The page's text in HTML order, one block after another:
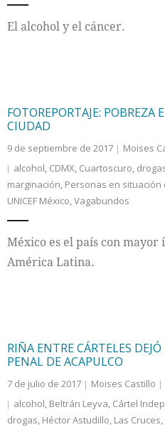
El alcohol y el cáncer.
FOTOREPORTAJE: POBREZA
CIUDAD
9 de septiembre de 2017 Moises
alcohol, CDMX, Cuartoscuro,
marginación, Personas en situación
UNICEF México,Vagabundos
México es el país con
América Latina.
RIÑA ENTRE CÁRTELES
PENAL DE ACAPULCO
7 de julio de 2017 Moises Castillo
alcohol, Beltrán Leyva, Cártel
drogas, Héctor Astudillo, Las Cruces,